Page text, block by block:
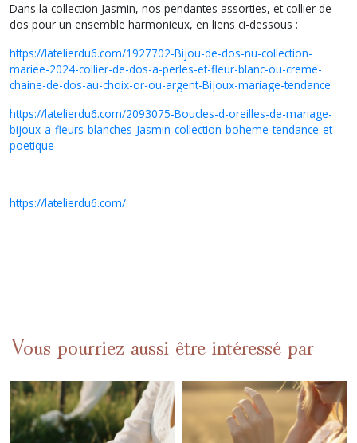
Dans la collection Jasmin, nos pendantes assorties, et collier de
dos pour un ensemble harmonieux, en liens ci-dessous :
https://latelierdu6.com/1927702-Bijou-de-dos-nu-collection-
mariee-2024-collier-de-dos-a-perles-et-fleur-blanc-ou-creme-
chaine-de-dos-au-choix-or-ou-argent-Bijoux-mariage-tendance
https://latelierdu6.com/2093075-Boucles-d-oreilles-de-mariage-
bijoux-a-fleurs-blanches-Jasmin-collection-boheme-tendance-et-
poetique
https://latelierdu6.com/
Vous pourriez aussi être intéressé par